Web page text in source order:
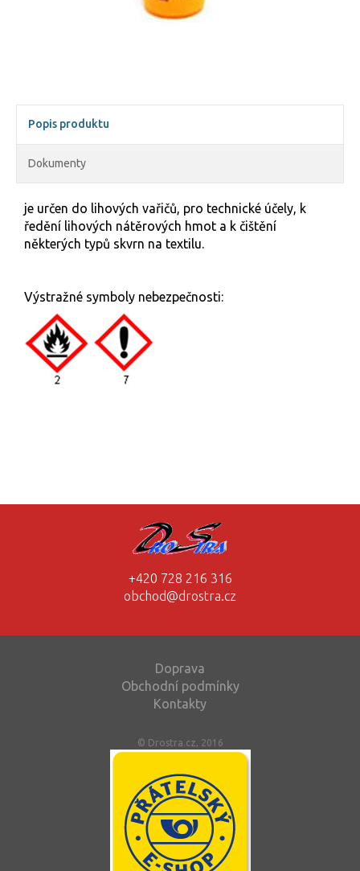
Popis produktu
Dokumenty
je určen do lihových vařičů, pro technické účely, k
ředění lihových nátěrových hmot a k čištění
některých typů skvrn na textilu.
Výstražné symboly nebezpečnosti:
+420 728 216 316
obchod@drostra.cz
Doprava
Obchodní podmínky
Kontakty
© Drostra.cz, 2016